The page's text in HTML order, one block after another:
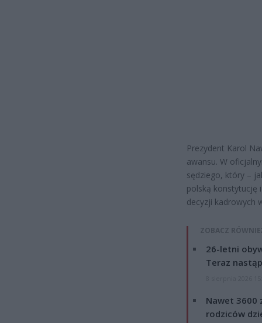
Prezydent Karol
awansu. W
sędziego, który –
polską konstytucję
decyzji kadrowych
ZOBACZ
26-letni
Teraz
Nawet 3600
rodziców